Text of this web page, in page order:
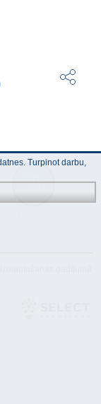
Turpinot darbu,